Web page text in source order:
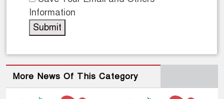
Information
More News Of This Category